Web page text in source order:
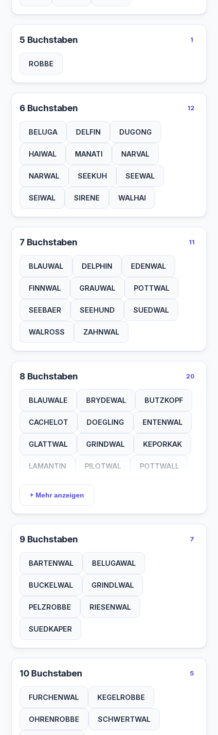
5 Buchstaben 1
ROBBE
6 Buchstaben 12
BELUGA DELFIN DUGONG
HAIWAL MANATI NARVAL
NARWAL SEEKUH SEEWAL
SEIWAL SIRENE WALHAI
7 Buchstaben 11
BLAUWAL DELPHIN EDENWAL
FINNWAL GRAUWAL POTTWAL
SEEBAER SEEHUND SUEDWAL
WALROSS ZAHNWAL
8 Buchstaben 20
BLAUWALE BRYDEWAL BUTZKOPF
CACHELOT DOEGLING ENTENWAL
GLATTWAL GRINDWAL KEPORKAK
LAMANTIN PILOTWAL POTTWALL
SEEOTTER
+ Mehr anzeigen
9 Buchstaben 7
BARTENWAL BELUGAWAL
BUCKELWAL GRINDLWAL
PELZROBBE RIESENWAL
SUEDKAPER
10 Buchstaben 5
FURCHENWAL KEGELROBBE
OHRENROBBE SCHWERTWAL